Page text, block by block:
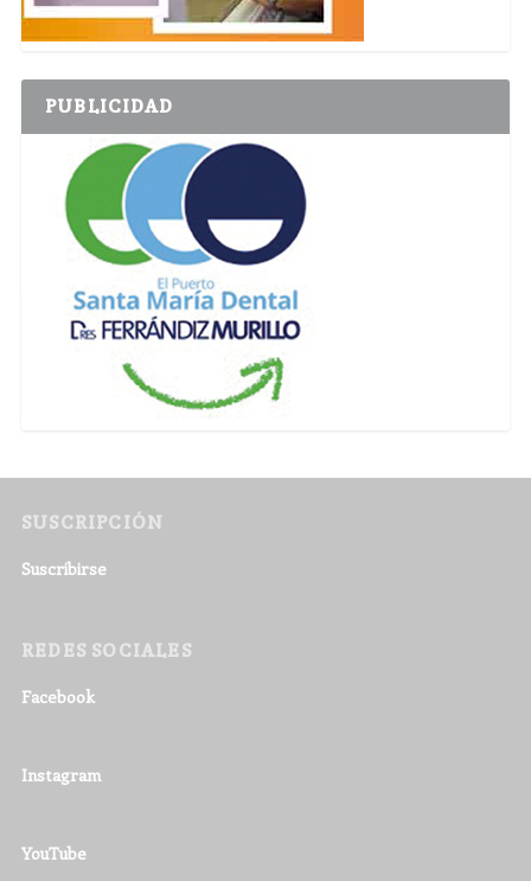
PUBLICIDAD
SUSCRIPCIÓN
Suscribirse
REDES SOCIALES
Facebook
Instagram
YouTube